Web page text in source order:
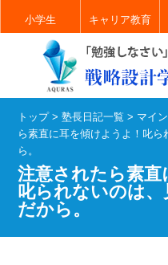
小学生 キャリア教育
トップ>塾長日記一覧 > マイ
ら素直に耳を傾けようよ！叱
ら。
注意されたら素直
叱られないのは
だから。